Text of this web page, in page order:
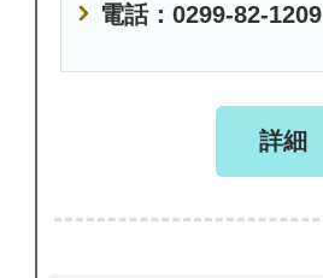
電話：0299-82-1209
詳細